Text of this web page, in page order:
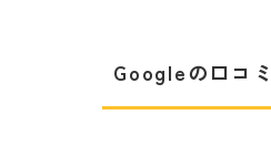
Googleの口コ